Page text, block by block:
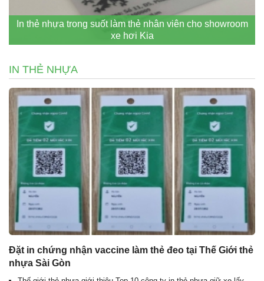
In thẻ nhựa trong suốt làm thẻ nhân viên cho showroom
xe hơi Kia
IN THẺ NHỰA
Đặt in chứng nhận vaccine làm thẻ đeo tại Thế Giới thẻ
nhựa Sài Gòn